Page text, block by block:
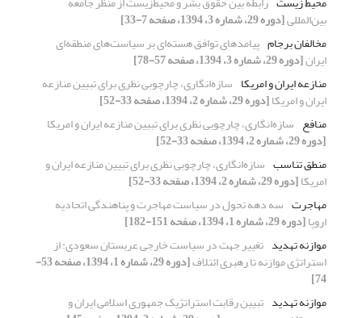
بین‌المللی[دوره 29، شماره 3، 1394، صفحه 7-33]
مخالفان برجام پیامدهای توافق هسته‌ای بر سیاست‌های منطقه‌ای
ایران[دوره 29، شماره 3، 1394، صفحه 57-78]
منازعه ایران و امریکا سازه‌انگاری، چارچوبی نظری برای تبیین منازعه
ایران و امریکا[دوره 29، شماره 2، 1394، صفحه 33-52]
منافع سازه‌انگاری، چارچوبی نظری برای تبیین منازعه ایران و امریکا
[دوره 29، شماره 2، 1394، صفحه 33-52]
منطق تناسب سازه‌انگاری، چارچوبی نظری برای تبیین منازعه ایران و
امریکا[دوره 29، شماره 2، 1394، صفحه 33-52]
مهاجرت سه دهه تحول در سیاست مهاجرت و پناهندگی اتحادیه
اروپا[دوره 29، شماره 1، 1394، صفحه 151-182]
موازنه تهدید تغییر جهت در سیاست خارجی عربستان سعودی: از
استراتژی موازنه تا رهبری ائتلاف [دوره 29، شماره 1، 1394، صفحه 53-
74]
موازنه تهدید تبیین رقابت استراتژیک جمهوری اسلامی ایران و